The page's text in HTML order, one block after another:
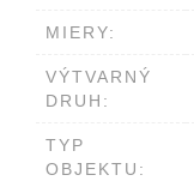
MIERY:
VÝTVARNÝ
DRUH:
TYP
OBJEKTU: